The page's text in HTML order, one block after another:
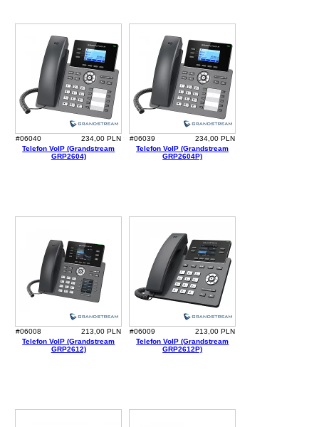
#06040
234,00 PLN
Telefon VoIP (Grandstream
GRP2604)
#06039
234,00 PLN
Telefon VoIP (Grandstream
GRP2604P)
#06008
213,00 PLN
Telefon VoIP (Grandstream
GRP2612)
#06009
213,00 PLN
Telefon VoIP (Grandstream
GRP2612P)